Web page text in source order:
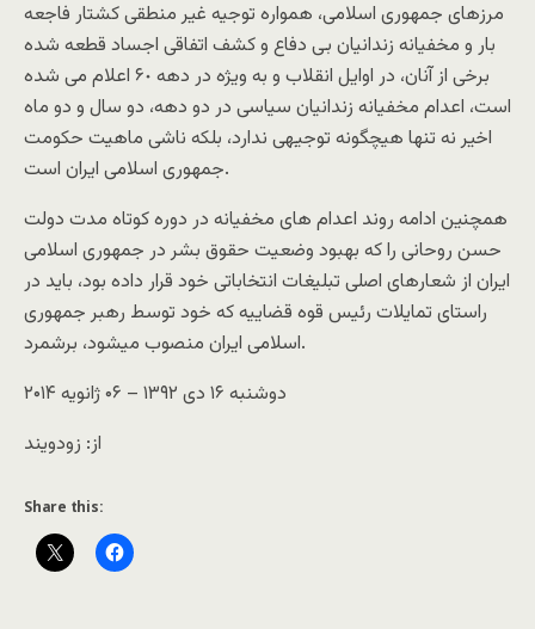
مرزهاى جمهورى اسلامى، همواره توجيه غیر منطقی کشتار فاجعه
بار و مخفيانه زندانيان بى دفاع و کشف اتفاقى اجساد قطعه شده
برخى از آنان، در اوايل انقلاب و به ويژه در دهه ۶٠ اعلام مى شده
است، اعدام مخفيانه زندانيان سياسى در دو دهه، دو سال و دو ماه
اخير نه تنها هيچگونه توجيهى ندارد، بلکه ناشى ماهيت حکومت
جمهورى اسلامى ايران است.
همچنين ادامه روند اعدام هاى مخفيانه در دوره کوتاه مدت دولت
حسن روحانى را که بهبود وضعيت حقوق بشر در جمهورى اسلامى
ايران از شعارهاى اصلى تبليغات انتخاباتى خود قرار داده بود، بايد در
راستاى تمايلات رئيس قوه قضاييه که خود توسط رهبر جمهورى
اسلامى ايران منصوب ميشود، برشمرد.
دوشنبه ۱۶ دی ۱۳۹۲ – ۰۶ ژانويه ۲۰۱۴
از: زودویند
Share this: